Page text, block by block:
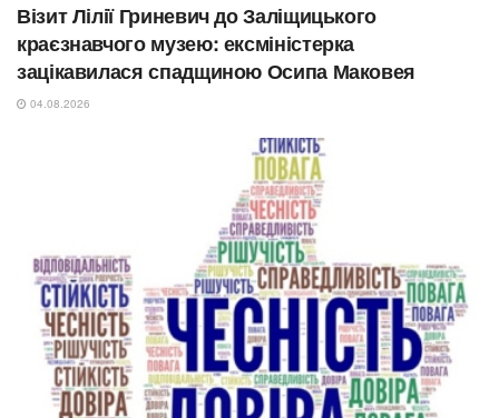
Візит Лілії Гриневич до Заліщицького
краєзнавчого музею: ексміністерка
зацікавилася спадщиною Осипа Маковея
04.08.2026